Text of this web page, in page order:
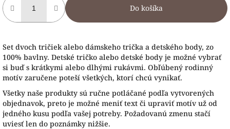
Do košíka
Set dvoch tričiek alebo dámskeho trička a detského body, zo
100% bavlny. Detské tričko alebo detské body je možné vybrať
si buď s krátkymi alebo dlhými rukávmi. Obľúbený rodinný
motív zaručene poteší všetkých, ktorí chcú vynikať.
Všetky naše produkty sú ručne potláčané podľa vytvorených
objednavok, preto je možné meniť text či upraviť motív už od
jedného kusu podľa vašej potreby. Požadovanú zmenu stačí
uviesť len do poznámky nižšie.